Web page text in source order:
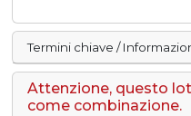
Termini chiave /
Attenzione, questo
come combinazione.